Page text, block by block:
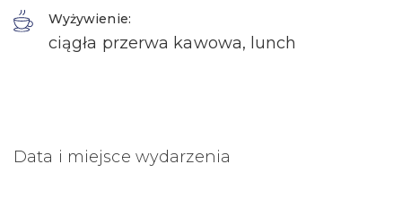
Wyżywienie:
ciągła przerwa kawowa, lunch
Data i miejsce wydarzenia